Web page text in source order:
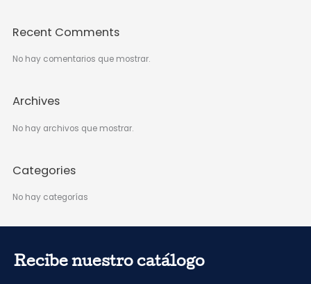
Recent Comments
No hay comentarios que mostrar.
Archives
No hay archivos que mostrar.
Categories
No hay categorías
Recibe nuestro catálogo